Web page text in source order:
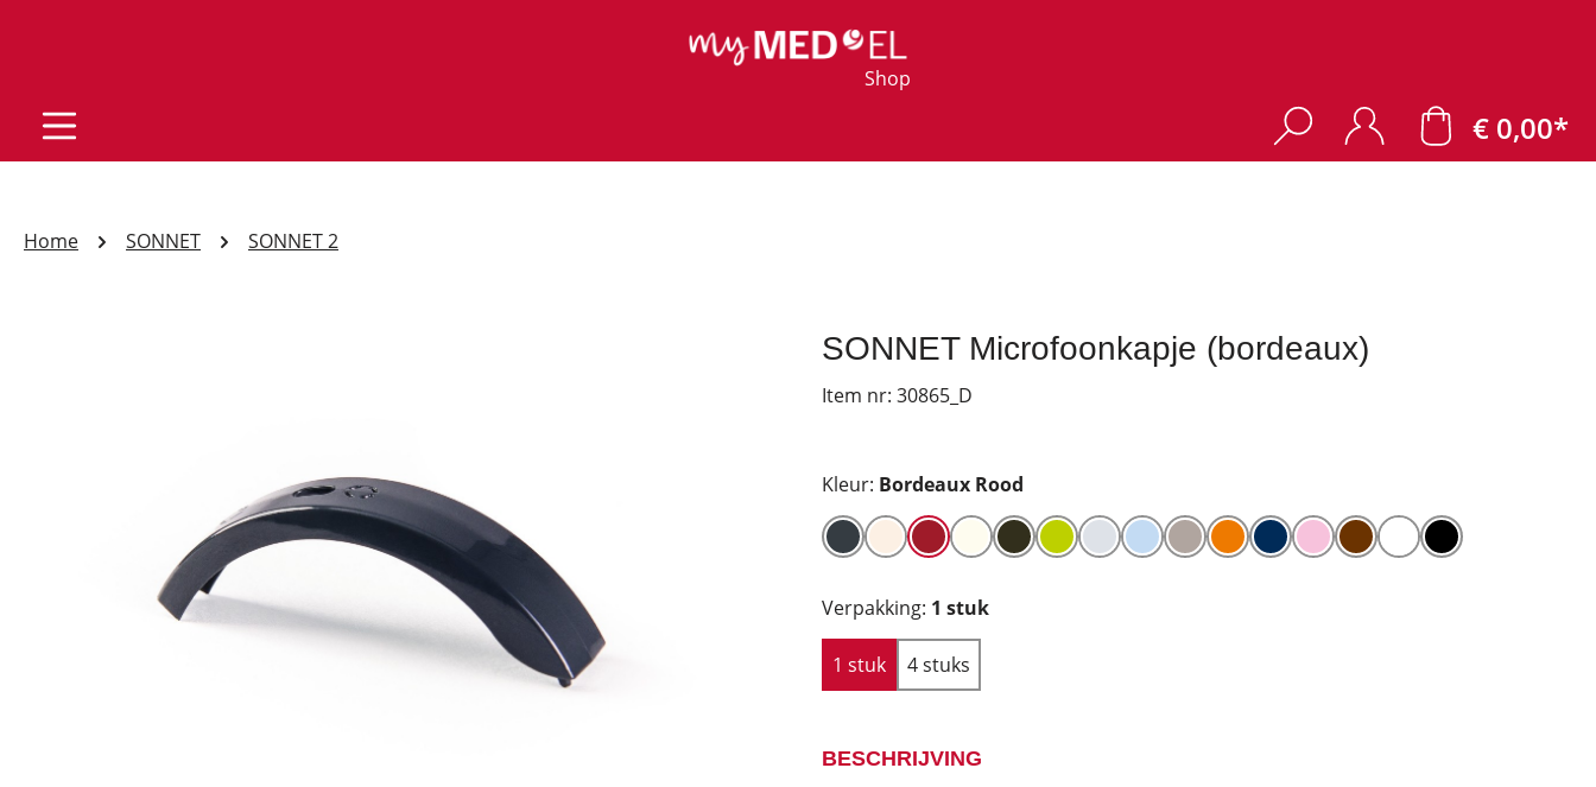
Shop
€ 0,00*
Home SONNET SONNET 2
SONNET Microfoonkapje (bordeaux)
Item nr: 30865_D
Kleur: Bordeaux Rood
Verpakking: 1 stuk
1 stuk 4 stuks
BESCHRIJVING